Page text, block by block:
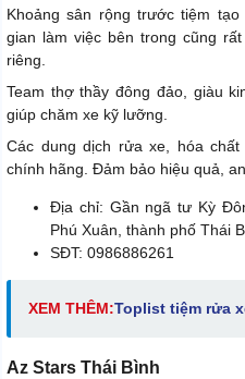
Khoảng sân rộng trước tiệm
gian làm việc bên trong cũng
riêng.
Team thợ thầy đông đảo, giàu
giúp chăm xe kỹ lưỡng.
Các dung dịch rửa xe, hóa
chính hãng. Đảm bảo hiệu quả,
Địa chỉ: Gần ngã tư Kỳ
Phú Xuân, thành phố Thái
SĐT: 0986886261
XEM THÊM:Toplist tiệm rửa
Az Stars Thái Bình